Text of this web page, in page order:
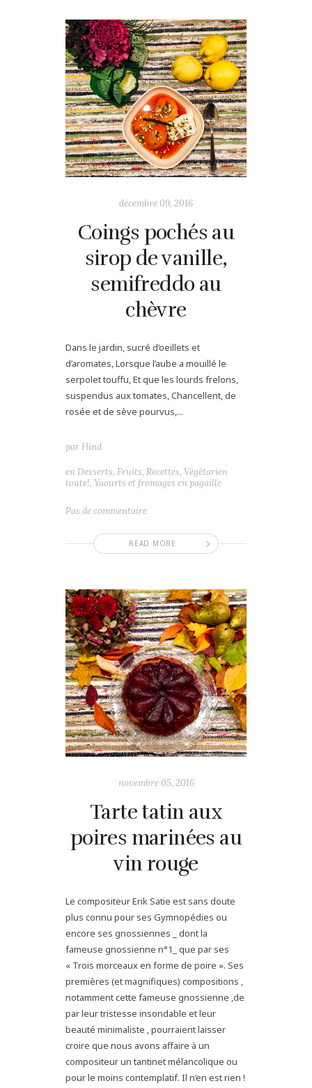
décembre 09, 2016
Coings pochés au
sirop de vanille,
semifreddo au
chèvre
Dans le jardin, sucré d’oeillets et
d’aromates, Lorsque l’aube a mouillé le
serpolet touffu, Et que les lourds frelons,
suspendus aux tomates, Chancellent, de
rosée et de sève pourvus,...
READ MORE
par Hind
en Desserts, Fruits, Recettes, Végétarien
toute!, Yaourts et fromages en pagaille
Pas de commentaire
novembre 05, 2016
Tarte tatin aux
poires marinées au
vin rouge
Le compositeur Erik Satie est sans doute
plus connu pour ses Gymnopédies ou
encore ses gnossiennes _ dont la
fameuse gnossienne n°1_ que par ses
« Trois morceaux en forme de poire ». Ses
premières (et magnifiques) compositions ,
notamment cette fameuse gnossienne ,de
par leur tristesse insondable et leur
beauté minimaliste , pourraient laisser
croire que nous avons affaire à un
compositeur un tantinet mélancolique ou
pour le moins contemplatif. Il n’en est rien !